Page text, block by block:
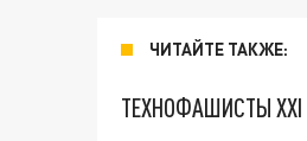
ЧИТАЙТЕ ТАКЖЕ:
ТЕХНОФАШИСТЫ XXI